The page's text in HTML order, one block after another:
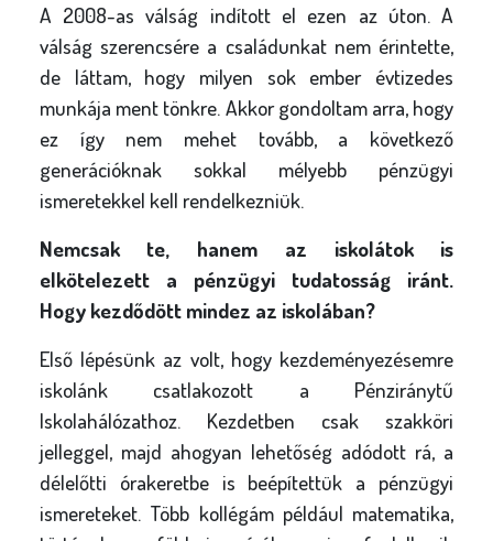
A 2008-as válság indított el ezen az úton. A
válság szerencsére a családunkat nem érintette,
de láttam, hogy milyen sok ember évtizedes
munkája ment tönkre. Akkor gondoltam arra, hogy
ez így nem mehet tovább, a következő
generációknak sokkal mélyebb pénzügyi
ismeretekkel kell rendelkezniük.
Nemcsak te, hanem az iskolátok is
elkötelezett a pénzügyi tudatosság iránt.
Hogy kezdődött mindez az iskolában?
Első lépésünk az volt, hogy kezdeményezésemre
iskolánk csatlakozott a Pénziránytű
Iskolahálózathoz. Kezdetben csak szakköri
jelleggel, majd ahogyan lehetőség adódott rá, a
délelőtti órakeretbe is beépítettük a pénzügyi
ismereteket. Több kollégám például matematika,